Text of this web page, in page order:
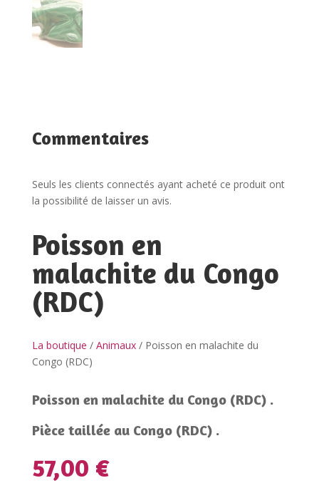
Commentaires
Seuls les clients connectés ayant acheté ce produit ont
la possibilité de laisser un avis.
Poisson en
malachite du Congo
(RDC)
La boutique / Animaux/ Poisson en malachite du
Congo (RDC)
Poisson en malachite du Congo (RDC) .
Pièce taillée au Congo (RDC) .
57,00 €